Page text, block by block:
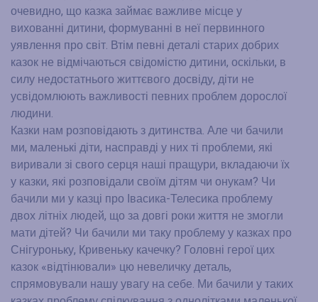
очевидно, що казка займає важливе місце у
вихованні дитини, формуванні в неї первинного
уявлення про світ. Втім певні деталі старих добрих
казок не відмічаються свідомістю дитини, оскільки, в
силу недостатнього життєвого досвіду, діти не
усвідомлюють важливості певних проблем дорослої
людини.
Казки нам розповідають з дитинства. Але чи бачили
ми, маленькі діти, насправді у них ті проблеми, які
виривали зі свого серця наші пращури, вкладаючи їх
у казки, які розповідали своїм дітям чи онукам? Чи
бачили ми у казці про Івасика-Телесика проблему
двох літніх людей, що за довгі роки життя не змогли
мати дітей? Чи бачили ми таку проблему у казках про
Снігуроньку, Кривеньку качечку? Головні герої цих
казок «відтінювали» цю невеличку деталь,
спрямовували нашу увагу на себе. Ми бачили у таких